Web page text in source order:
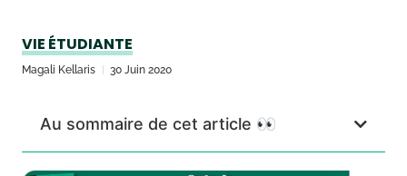
VIE ÉTUDIANTE
Magali Kellaris 30 Juin 2020
Au sommaire de cet article 👀